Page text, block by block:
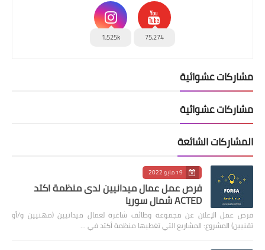
75,274
1,525k
مشاركات عشوائية
مشاركات عشوائية
المشاركات الشائعة
19 مايو 2022
فرص عمل عمال ميدانيين لدى منظمة اكتد
ACTED شمال سوريا
فرص عمل الإعلان عن مجموعة وظائف شاغرة لعمال ميدانيين (مهنيين و/أو
تقنيين) المشروع: المشاريع التي تغطيها منظمة أكتد في …